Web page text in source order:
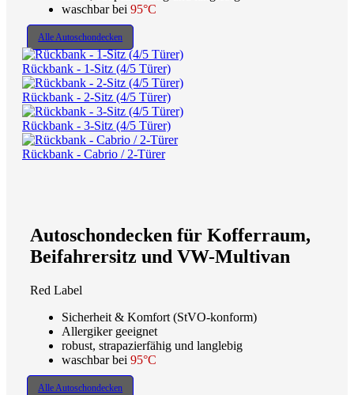
waschbar bei 95°C
Alle Autoschondecken
Rückbank - 1-Sitz (4/5 Türer)
Rückbank - 2-Sitz (4/5 Türer)
Rückbank - 3-Sitz (4/5 Türer)
Rückbank - Cabrio / 2-Türer
Autoschondecken für Kofferraum,
Beifahrersitz und VW-Multivan
Red Label
Sicherheit & Komfort (StVO-konform)
Allergiker geeignet
robust, strapazierfähig und langlebig
waschbar bei 95°C
Alle Autoschondecken